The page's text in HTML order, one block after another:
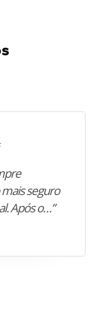
seguro
Após o…”